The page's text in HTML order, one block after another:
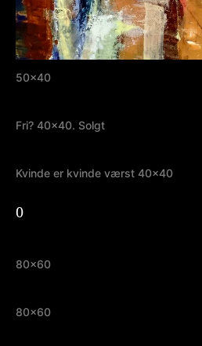
50×40
Fri? 40×40. Solgt
Kvinde er kvinde værst 40×40
0
80×60
80×60